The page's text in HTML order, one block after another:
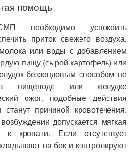
помощь
необходимо успокоить
приток свежего воздуха,
или воды с добавлением
пищу (сырой картофель) или
беззондовым способом не
пищеводе или желудке
ожог, подобные действия
причиной кровотечения.
допускается мягкая
к кровати. Если отсутствует
на бок и контролируют